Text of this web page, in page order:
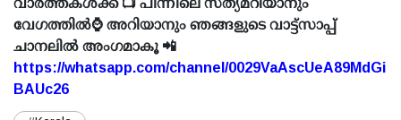
വാർത്തകൾക്ക് 📺 പിന്നിലെ സത്യമറിയാനും
വേഗത്തിൽ⌚ അറിയാനും ഞങ്ങളുടെ വാട്ട്സാപ്പ്
ചാനലിൽ അംഗമാകൂ 📲
https://whatsapp.com/channel/0029VaAscUeA89MdGi
BAUc26